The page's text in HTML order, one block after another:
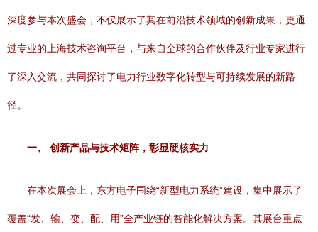
深度参与本次盛会，不仅展示了其在前沿技术领域的创新成果，更通
过专业的上海技术咨询平台，与来自全球的合作伙伴及行业专家进行
了深入交流，共同探讨了电力行业数字化转型与可持续发展的新路
径。
一、 创新产品与技术矩阵，彰显硬核实力
在本次展会上，东方电子围绕“新型电力系统”建设，集中展示了
覆盖“发、输、变、配、用”全产业链的智能化解决方案。其展台重点